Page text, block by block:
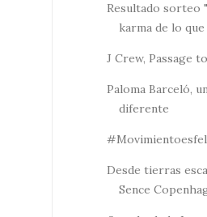
Resultado sorteo
karma de lo que
J Crew, Passage
Paloma Barceló,
diferente
Desde tierras
Sence